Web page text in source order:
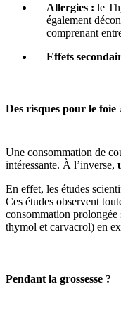
Allergies : le
également
comprenant
Effets
Des risques pour le foie
Une consommation de
intéressante. À l’inverse,
En effet, les études
Ces études observent
consommation prolongée
thymol et carvacrol) en
Pendant la grossesse ?